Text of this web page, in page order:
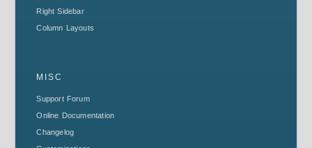
Right Sidebar
Column Layouts
MISC
Support Forum
Online Documentation
Changelog